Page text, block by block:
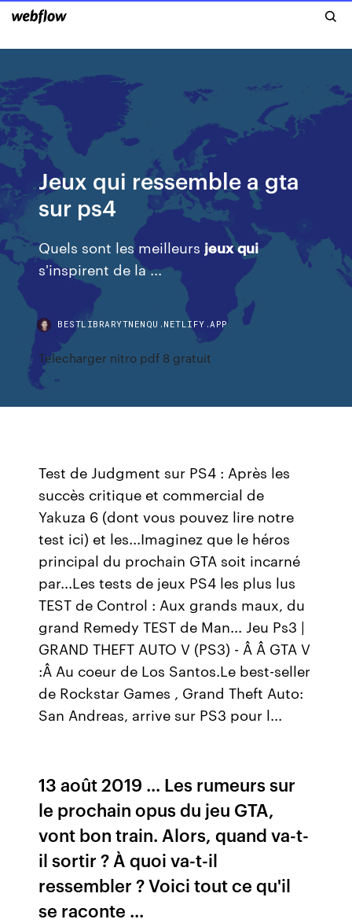
Jeux qui ressemble a gta
sur ps4
Quels sont les meilleurs jeux qui
s'inspirent de la ...
BESTLIBRARYTNENQU.NETLIFY.APP
Telecharger nitro pdf 8 gratuit
Test de Judgment sur PS4 : Après les
succès critique et commercial de
Yakuza 6 (dont vous pouvez lire notre
test ici) et les...Imaginez que le héros
principal du prochain GTA soit incarné
par...Les tests de jeux PS4 les plus lus
TEST de Control : Aux grands maux, du
grand Remedy TEST de Man... Jeu Ps3 |
GRAND THEFT AUTO V (PS3) - Â Â GTA V
:Â Au coeur de Los Santos.Le best-seller
de Rockstar Games , Grand Theft Auto:
San Andreas, arrive sur PS3 pour l...
13 août 2019 ... Les rumeurs sur
le prochain opus du jeu GTA,
vont bon train. Alors, quand va-t-
il sortir ? À quoi va-t-il
ressembler ? Voici tout ce qu'il
se raconte ...